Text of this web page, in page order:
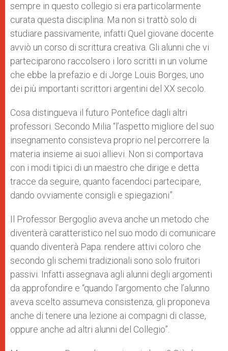
sempre in questo collegio si era particolarmente
curata questa disciplina. Ma non si trattò solo di
studiare passivamente, infatti Quel giovane docente
avviò un corso di scrittura creativa. Gli alunni che vi
parteciparono raccolsero i loro scritti in un volume
che ebbe la prefazio e di Jorge Louis Borges, uno
dei più importanti scrittori argentini del XX secolo.
Cosa distingueva il futuro Pontefice dagli altri
professori. Secondo Milia “l’aspetto migliore del suo
insegnamento consisteva proprio nel percorrere la
materia insieme ai suoi allievi. Non si comportava
con i modi tipici di un maestro che dirige e detta
tracce da seguire, quanto facendoci partecipare,
dando ovviamente consigli e spiegazioni”.
Il Professor Bergoglio aveva anche un metodo che
diventerà caratteristico nel suo modo di comunicare
quando diventerà Papa: rendere attivi coloro che
secondo gli schemi tradizionali sono solo fruitori
passivi. Infatti assegnava agli alunni degli argomenti
da approfondire e “quando l’argomento che l’alunno
aveva scelto assumeva consistenza, gli proponeva
anche di tenere una lezione ai compagni di classe,
oppure anche ad altri alunni del Collegio”.